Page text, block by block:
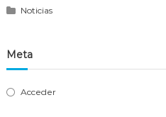
Noticias
Meta
Acceder